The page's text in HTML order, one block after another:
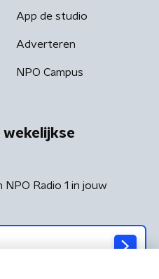
App de studio
Adverteren
NPO Campus
wekelijkse
Radio 1 in jouw